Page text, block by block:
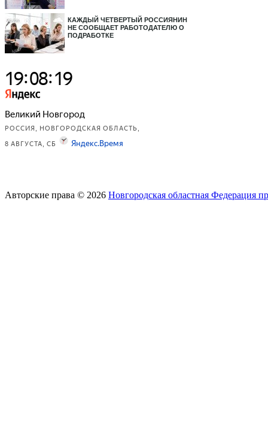
КАЖДЫЙ ЧЕТВЕРТЫЙ РОССИЯНИН
НЕ СООБЩАЕТ РАБОТОДАТЕЛЮ О
ПОДРАБОТКЕ
Авторские права © 2026 Новгородская областная Федерация